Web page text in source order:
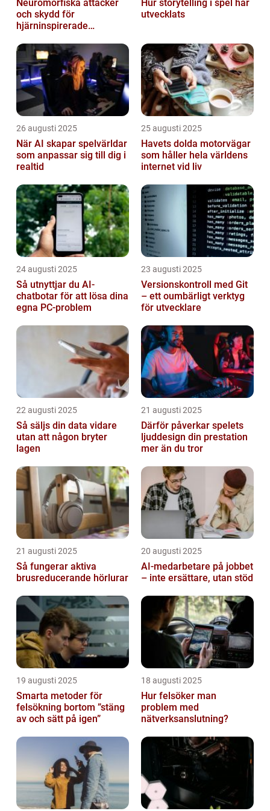
Neuromorfiska attacker
och skydd för
hjärninspirerade
Hur storytelling i spel har
utvecklats
26 augusti 2025
När AI skapar spelvärldar
som anpassar sig till dig i
realtid
25 augusti 2025
Havets dolda motorvägar
som håller hela världens
internet vid liv
24 augusti 2025
Så utnyttjar du AI-
chatbotar för att lösa dina
egna PC-problem
23 augusti 2025
Versionskontroll med Git
– ett oumbärligt verktyg
för utvecklare
22 augusti 2025
Så säljs din data vidare
utan att någon bryter
lagen
21 augusti 2025
Därför påverkar spelets
ljuddesign din prestation
mer än du tror
21 augusti 2025
Så fungerar aktiva
brusreducerande hörlurar
20 augusti 2025
AI‑medarbetare på jobbet
– inte ersättare, utan stöd
19 augusti 2025
Smarta metoder för
felsökning bortom ”stäng
av och sätt på igen”
18 augusti 2025
Hur felsöker man
problem med
nätverksanslutning?